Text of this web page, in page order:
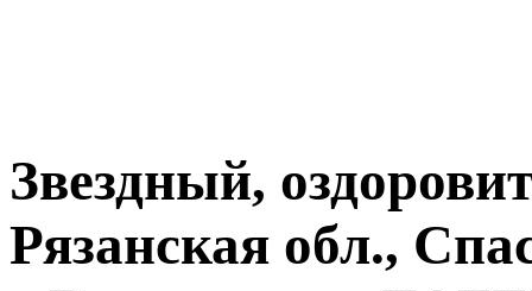
Звездный,
Рязанская обл.,